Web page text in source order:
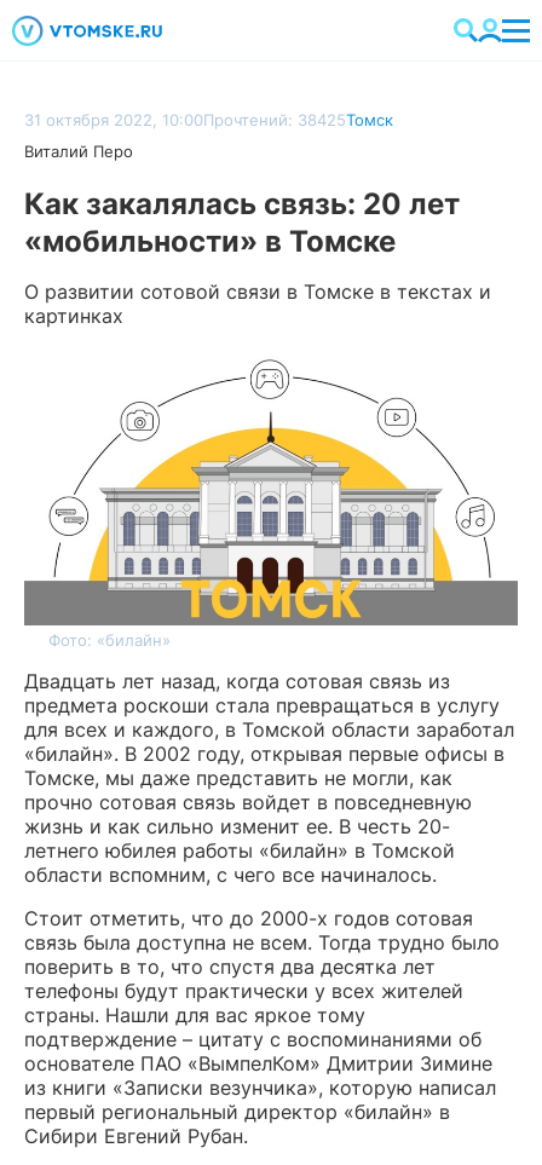
31 октября 2022, 10:00Прочтений: 38425Томск
Виталий Перо
Как закалялась связь: 20 лет
«мобильности» в Томске
О развитии сотовой связи в Томске в текстах и
картинках
Фото: «билайн»
Двадцать лет назад, когда сотовая связь из
предмета роскоши стала превращаться в услугу
для всех и каждого, в Томской области заработал
«билайн». В 2002 году, открывая первые офисы в
Томске, мы даже представить не могли, как
прочно сотовая связь войдет в повседневную
жизнь и как сильно изменит ее. В честь 20-
летнего юбилея работы «билайн» в Томской
области вспомним, с чего все начиналось.
Стоит отметить, что до 2000-х годов сотовая
связь была доступна не всем. Тогда трудно было
поверить в то, что спустя два десятка лет
телефоны будут практически у всех жителей
страны. Нашли для вас яркое тому
подтверждение – цитату с воспоминаниями об
основателе ПАО «ВымпелКом» Дмитрии Зимине
из книги «Записки везунчика», которую написал
первый региональный директор «билайн» в
Сибири Евгений Рубан.